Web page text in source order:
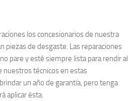
los concesionarios de nuestra
piezas de desgaste. Las reparaciones
pare y esté siempre lista para rendir al
nuestros técnicos en estas
un año de garantía, pero tenga
aplicar ésta.